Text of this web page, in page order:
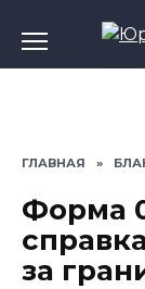
содержанию
ГЛАВНАЯ »
Форма
за